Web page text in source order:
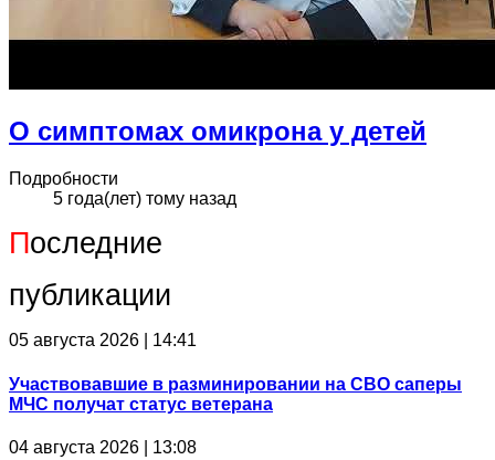
О симптомах омикрона у детей
Подробности
5 года(лет) тому назад
Последние
публикации
05 августа 2026 | 14:41
Участвовавшие в разминировании на СВО саперы
МЧС получат статус ветерана
04 августа 2026 | 13:08